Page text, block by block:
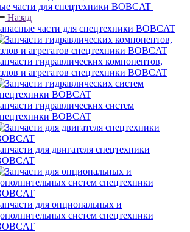
части для спецтехники BOBCAT
Назад
части для спецтехники BOBCAT
гидравлических компонентов,
и агрегатов спецтехники BOBCAT
гидравлических систем
BOBCAT
для двигателя спецтехники
для опциональных и
систем спецтехники